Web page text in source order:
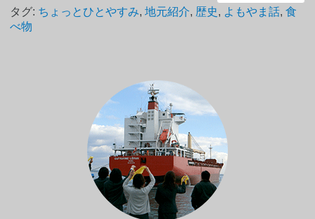
タグ: ちょっとひとやすみ,地元紹介, 歴史, よもやま話,食
べ物